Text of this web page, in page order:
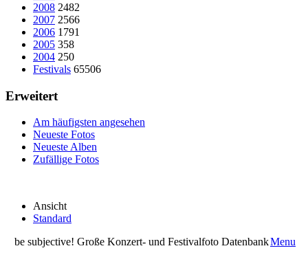
2008 2482
2007 2566
2006 1791
2005 358
2004 250
Festivals 65506
Erweitert
Am häufigsten angesehen
Neueste Fotos
Neueste Alben
Zufällige Fotos
Ansicht
Standard
be subjective! Große Konzert- und Festivalfoto DatenbankMenu